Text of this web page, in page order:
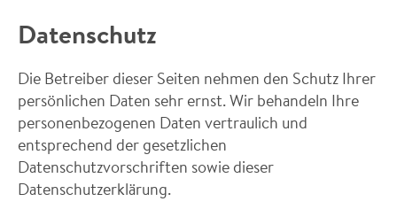
Datenschutz
Die Betreiber dieser Seiten nehmen den Schutz Ihrer
persönlichen Daten sehr ernst. Wir behandeln Ihre
personenbezogenen Daten vertraulich und
entsprechend der gesetzlichen
Datenschutzvorschriften sowie dieser
Datenschutzerklärung.